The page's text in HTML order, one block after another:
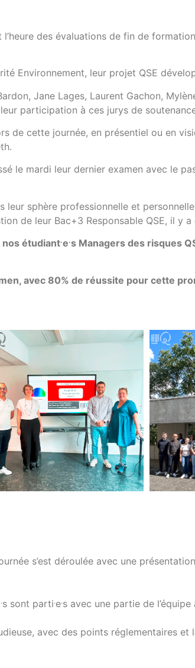
des évaluations de fin de
Environnement, leur projet QSE
Jane Lages, Laurent Gachon,
participation à ces jurys de
de cette journée, en présentiel ou en
le mardi leur dernier examen avec le
leur sphère professionnelle et
de leur Bac+3 Responsable QSE, il y a
nos étudiant.e.s Managers des risques
avec 80% de réussite pour cette
s’est déroulée avec une
.s sont parti.e.s avec une partie de
avec des points réglementaires